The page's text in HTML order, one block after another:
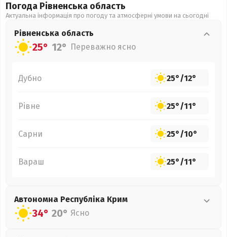
Погода Рівненська область
Актуальна інформація про погоду та атмосферні умови на сьогодні
Рівненська область
25° 12° Переважно ясно
Дубно 25°/12°
Рівне 25°/11°
Сарни 25°/10°
Вараш 25°/11°
Автономна Республіка Крим
34° 20° Ясно